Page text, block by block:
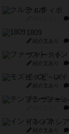
クルティボ
1809
紹介文あり
ファースト
紹介文あり
モズビ－ズ
紹介文あり
テンプテー
インドネシア
紹介文あり